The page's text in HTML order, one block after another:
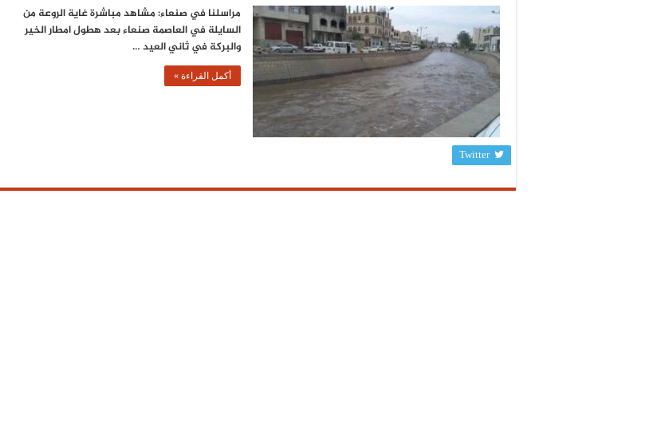
مراسلنا في صنعاء: مشاهد مباشرة غاية الروعة من
السايلة في العاصمة صنعاء بعد هطول امطار الخير
والبركة في ثاني العيد …
أكمل القراءة »
Twitter